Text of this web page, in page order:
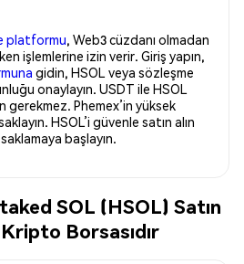
platformu, Web3 cüzdanı olmadan
işlemlerine izin verir. Giriş yapın,
gidin, HSOL veya sözleşme
onaylayın. USDT ile HSOL
gerekmez. Phemex’in yüksek
HSOL’i güvenle satın alın
başlayın.
SOL (HSOL) Satın
Borsasıdır